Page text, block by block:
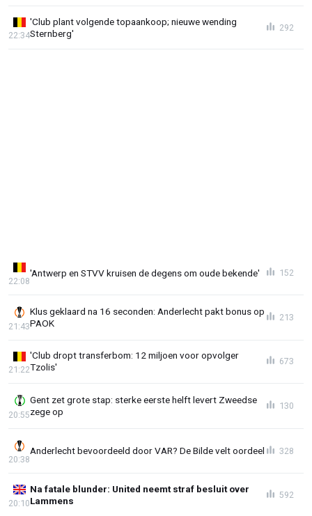
'Club plant volgende topaankoop; nieuwe wending
Sternberg'
22:34
292
'Antwerp en STVV kruisen de degens om oude bekende'
22:08
152
Klus geklaard na 16 seconden: Anderlecht pakt bonus op
PAOK
21:43
213
'Club dropt transferbom: 12 miljoen voor opvolger
Tzolis'
21:22
673
Gent zet grote stap: sterke eerste helft levert Zweedse
zege op
20:55
130
Anderlecht bevoordeeld door VAR? De Bilde velt oordeel
20:38
328
Na fatale blunder: United neemt straf besluit over
Lammens
20:10
592